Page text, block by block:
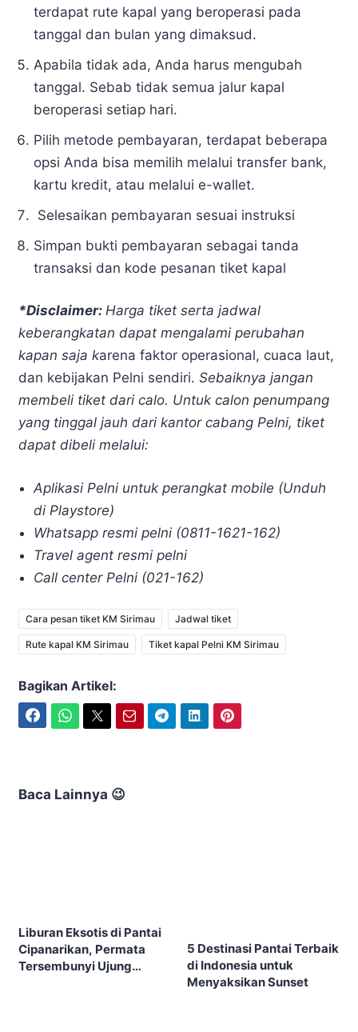
terdapat rute kapal yang beroperasi pada
tanggal dan bulan yang dimaksud.
Apabila tidak ada, Anda harus mengubah
tanggal. Sebab tidak semua jalur kapal
beroperasi setiap hari.
Pilih metode pembayaran, terdapat beberapa
opsi Anda bisa memilih melalui transfer bank,
kartu kredit, atau melalui e-wallet.
Selesaikan pembayaran sesuai instruksi
Simpan bukti pembayaran sebagai tanda
transaksi dan kode pesanan tiket kapal
*Disclaimer: Harga tiket serta jadwal
keberangkatan dapat mengalami perubahan
kapan saja karena faktor operasional, cuaca laut,
dan kebijakan Pelni sendiri. Sebaiknya jangan
membeli tiket dari calo. Untuk calon penumpang
yang tinggal jauh dari kantor cabang Pelni, tiket
dapat dibeli melalui:
Aplikasi Pelni untuk perangkat mobile (Unduh
di Playstore)
Whatsapp resmi pelni (0811-1621-162)
Travel agent resmi pelni
Call center Pelni (021-162)
Cara pesan tiket KM Sirimau Jadwal tiket
Rute kapal KM Sirimau Tiket kapal Pelni KM Sirimau
Bagikan Artikel:
Baca Lainnya 😉
Liburan Eksotis di Pantai
Cipanarikan, Permata
Tersembunyi Ujung
5 Destinasi Pantai Terbaik
di Indonesia untuk
Menyaksikan Sunset